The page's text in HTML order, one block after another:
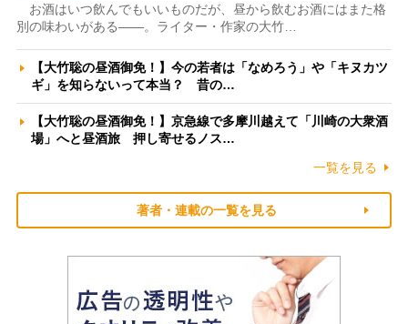
お酒はいつ飲んでもいいものだが、昼から飲むお酒にはまた格
別の味わいがある――。ライター・作家の大竹…
【大竹聡の昼酒御免！】今の若者は「なめろう」や「キヌカツ
ギ」を知らないって本当？ 昔の…
【大竹聡の昼酒御免！】京急線で多摩川越えて「川崎の大衆酒
場」へと昼酒旅 押し寄せるノス…
一覧を見る
著者・連載の一覧を見る